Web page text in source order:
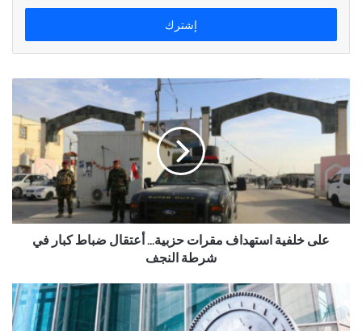
الإلكتروني
على خلفية استهداف مقرات حزبية... أعتقال ضباط كبار في
شرطة النجف